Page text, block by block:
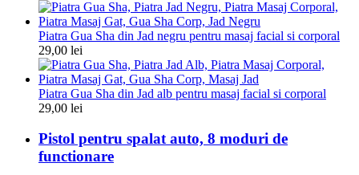
Piatra Gua Sha din Jad negru pentru masaj facial si corporal
29,00 lei
Piatra Gua Sha din Jad alb pentru masaj facial si corporal
29,00 lei
Pistol pentru spalat auto, 8 moduri de
functionare